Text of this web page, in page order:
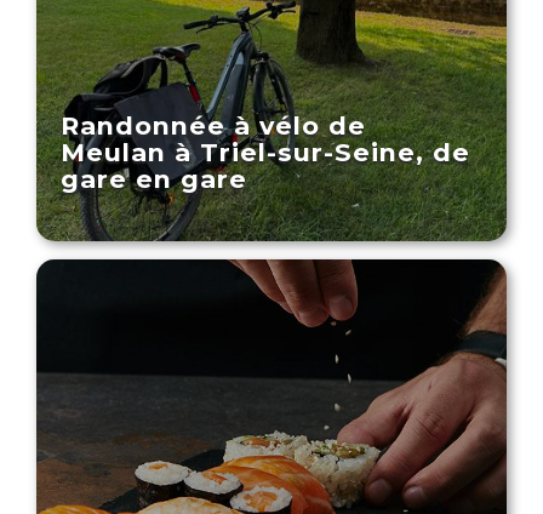
Randonnée à vélo de
Meulan à Triel-sur-Seine, de
gare en gare